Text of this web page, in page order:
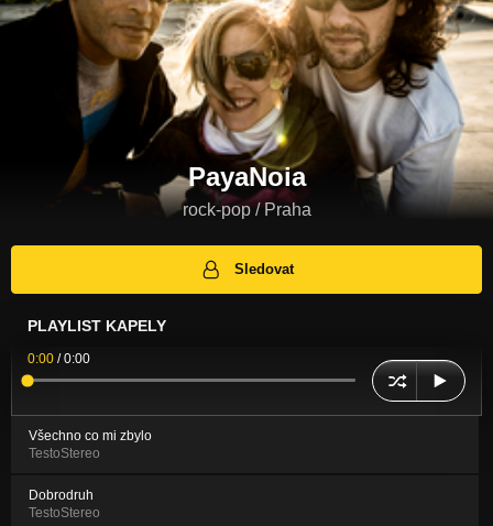
PayaNoia
rock-pop / Praha
Sledovat
PLAYLIST KAPELY
0:00 /0:00
Všechno co mi zbylo
TestoStereo
Dobrodruh
TestoStereo